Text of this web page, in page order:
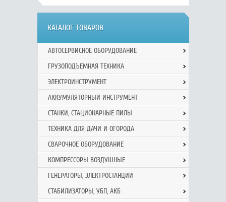
КАТАЛОГ ТОВАРОВ
АВТОСЕРВИСНОЕ ОБОРУДОВАНИЕ
ГРУЗОПОДЪЕМНАЯ ТЕХНИКА
ЭЛЕКТРОИНСТРУМЕНТ
АККУМУЛЯТОРНЫЙ ИНСТРУМЕНТ
СТАНКИ, СТАЦИОНАРНЫЕ ПИЛЫ
ТЕХНИКА ДЛЯ ДАЧИ И ОГОРОДА
СВАРОЧНОЕ ОБОРУДОВАНИЕ
КОМПРЕССОРЫ ВОЗДУШНЫЕ
ГЕНЕРАТОРЫ, ЭЛЕКТРОСТАНЦИИ
СТАБИЛИЗАТОРЫ, УБП, АКБ